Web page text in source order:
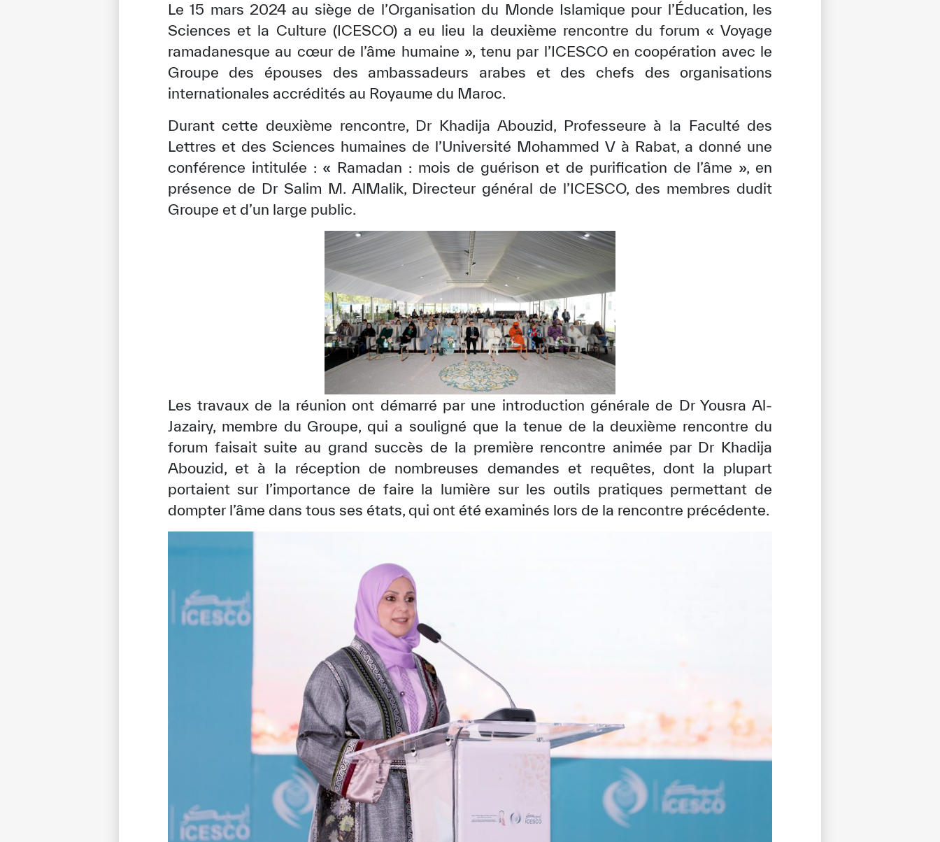
✪
✪ ✪
Extremely Dissatisfied
Le 15 mars 2024 au siège de l’Organisation du Monde Islamique pour l’Éducation, les
Sciences et la Culture (ICESCO) a eu lieu la deuxième rencontre du forum « Voyage
ramadanesque au cœur de l’âme humaine », tenu par l’ICESCO en coopération avec le
Groupe des épouses des ambassadeurs arabes et des chefs des organisations
internationales accrédités au Royaume du Maroc.
Durant cette deuxième rencontre, Dr Khadija Abouzid, Professeure à la Faculté des
Lettres et des Sciences humaines de l’Université Mohammed V à Rabat, a donné une
conférence intitulée : « Ramadan : mois de guérison et de purification de l’âme », en
présence de Dr Salim M. AlMalik, Directeur général de l’ICESCO, des membres dudit
Groupe et d’un large public.
Les travaux de la réunion ont démarré par une introduction générale de Dr Yousra Al-
Jazairy, membre du Groupe, qui a souligné que la tenue de la deuxième rencontre du
forum faisait suite au grand succès de la première rencontre animée par Dr Khadija
Abouzid, et à la réception de nombreuses demandes et requêtes, dont la plupart
portaient sur l’importance de faire la lumière sur les outils pratiques permettant de
dompter l’âme dans tous ses états, qui ont été examinés lors de la rencontre précédente.